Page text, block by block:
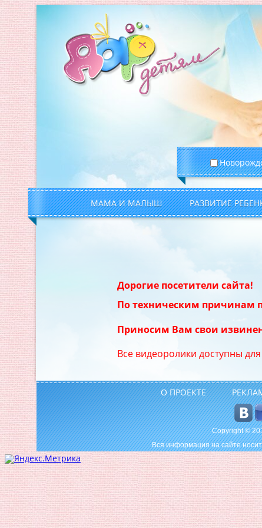
МАМА И МАЛЫШ РАЗВИТИЕ
Дорогие посетители сайта!
По техническим причинам
Приносим Вам свои
Все видеоролики доступны
О ПРОЕКТЕ
Copyright ©
Вся информация на сайте